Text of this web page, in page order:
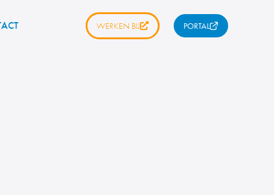
WERKEN BIJ PORTAL